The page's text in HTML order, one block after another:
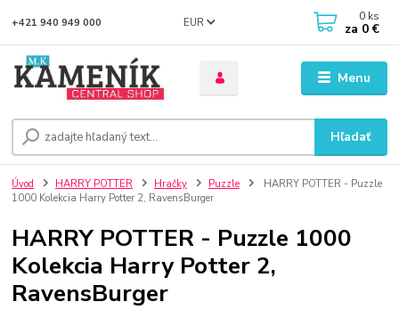
Menu
EUR
Hľadať
+421 940 949 000 0 ks
za 0 €
Úvod HARRY POTTER Hračky Puzzle
HARRY POTTER - Puzzle
1000 Kolekcia Harry Potter 2, RavensBurger
HARRY POTTER - Puzzle 1000
Kolekcia Harry Potter 2,
RavensBurger